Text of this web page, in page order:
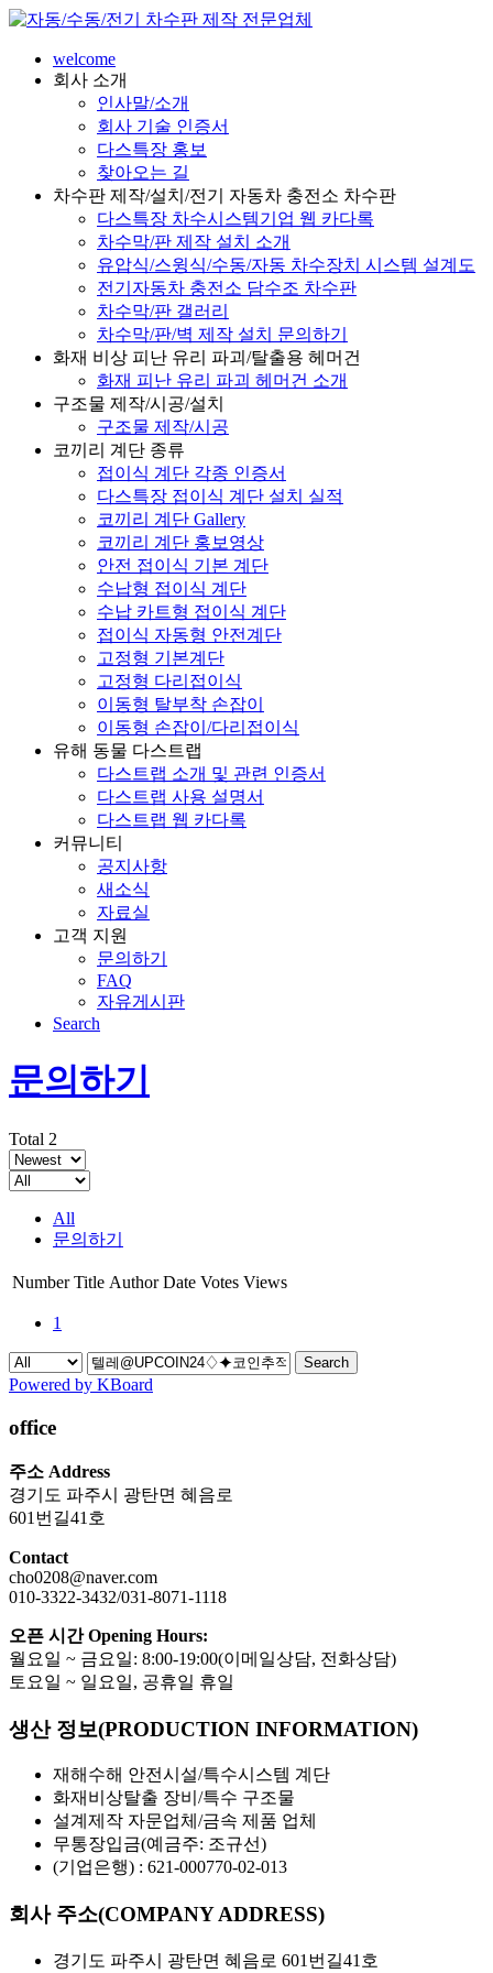
welcome
회사 소개
인사말/소개
회사 기술 인증서
다스특장 홍보
찾아오는 길
차수판 제작/설치/전기 자동차 충전소 차수판
다스특장 차수시스템기업 웹 카다록
차수막/판 제작 설치 소개
유압식/스윙식/수동/자동 차수장치 시스템 설계도
전기자동차 충전소 담수조 차수판
차수막/판 갤러리
차수막/판/벽 제작 설치 문의하기
화재 비상 피난 유리 파괴/탈출용 헤머건
화재 피난 유리 파괴 헤머건 소개
구조물 제작/시공/설치
구조물 제작/시공
코끼리 계단 종류
접이식 계단 각종 인증서
다스특장 접이식 계단 설치 실적
코끼리 계단 Gallery
코끼리 계단 홍보영상
안전 접이식 기본 계단
수납형 접이식 계단
수납 카트형 접이식 계단
접이식 자동형 안전계단
고정형 기본계단
고정형 다리접이식
이동형 탈부착 손잡이
이동형 손잡이/다리접이식
유해 동물 다스트랩
다스트랩 소개 및 관련 인증서
다스트랩 사용 설명서
다스트랩 웹 카다록
커뮤니티
공지사항
새소식
자료실
고객 지원
문의하기
FAQ
자유게시판
Search
문의하기
Total 2
All
문의하기
Number Title Author Date Votes Views
1
Search
Powered by KBoard
office
주소 Address
경기도 파주시 광탄면 혜음로
601번길41호
Contact
cho0208@naver.com
010-3322-3432/031-8071-1118
오픈 시간 Opening Hours:
월요일 ~ 금요일: 8:00-19:00(이메일상담, 전화상담)
토요일 ~ 일요일, 공휴일 휴일
생산 정보(PRODUCTION INFORMATION)
재해수해 안전시설/특수시스템 계단
화재비상탈출 장비/특수 구조물
설계제작 자문업체/금속 제품 업체
무통장입금(예금주: 조규선)
(기업은행) : 621-000770-02-013
회사 주소(COMPANY ADDRESS)
경기도 파주시 광탄면 혜음로 601번길41호